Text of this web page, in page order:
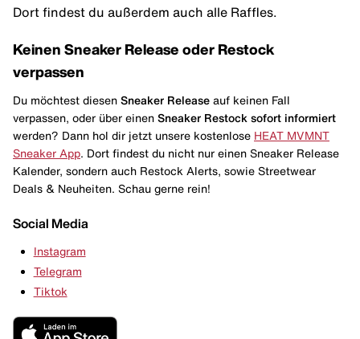
Dort findest du außerdem auch alle Raffles.
Keinen Sneaker Release oder Restock
verpassen
Du möchtest diesen Sneaker Release auf keinen Fall
verpassen, oder über einen Sneaker Restock sofort informiert
werden? Dann hol dir jetzt unsere kostenlose HEAT MVMNT
Sneaker App . Dort findest du nicht nur einen Sneaker Release
Kalender, sondern auch Restock Alerts, sowie Streetwear
Deals & Neuheiten. Schau gerne rein!
Social Media
Instagram
Telegram
Tiktok